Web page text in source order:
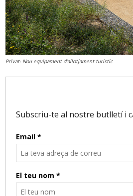
Privat: Nou equipament d’allotjament turístic